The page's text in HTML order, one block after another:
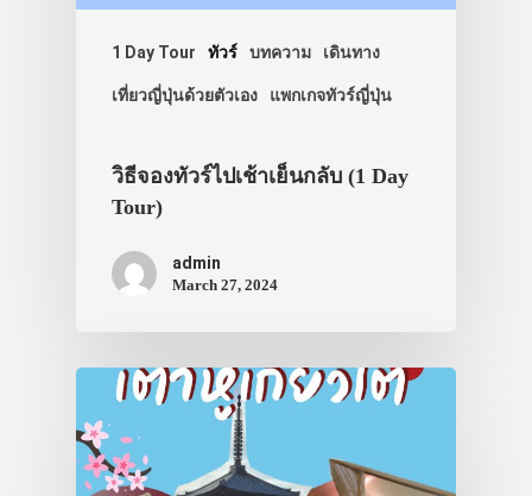
1 Day Tour ทัวร์ บทความ เดินทาง
เที่ยวญี่ปุ่นด้วยตัวเอง แพกเกจทัวร์ญี่ปุ่น
วิธีจองทัวร์ไปเช้าเย็นกลับ (1 Day
Tour)
admin
March 27, 2024